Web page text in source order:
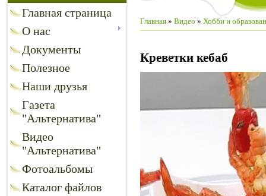
Главная страница
О нас
Документы
Полезное
Наши друзья
Газета
"Альтернатива"
Видео
"Альтернатива"
Фотоальбомы
Каталог файлов
Главная » Видео » Хобби и
Креветки кебаб